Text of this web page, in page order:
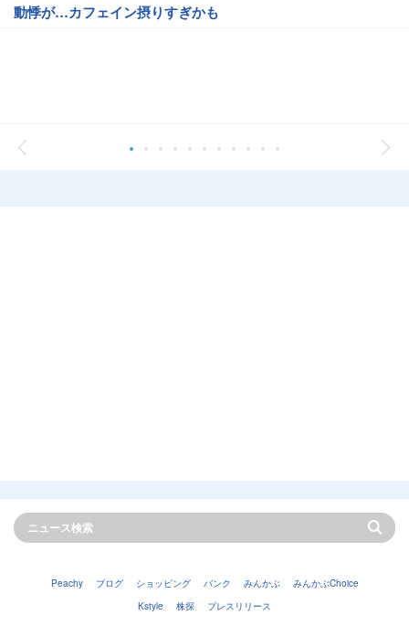
動悸が…カフェイン摂りすぎかも
Peachy ブログ ショッピング バンク みんかぶ
みんかぶChoice
Kstyle
株探 プレスリリース